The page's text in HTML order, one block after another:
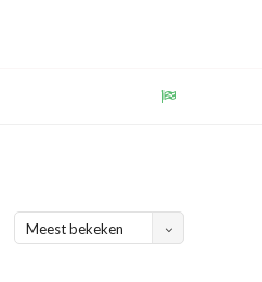
Meest bekeken